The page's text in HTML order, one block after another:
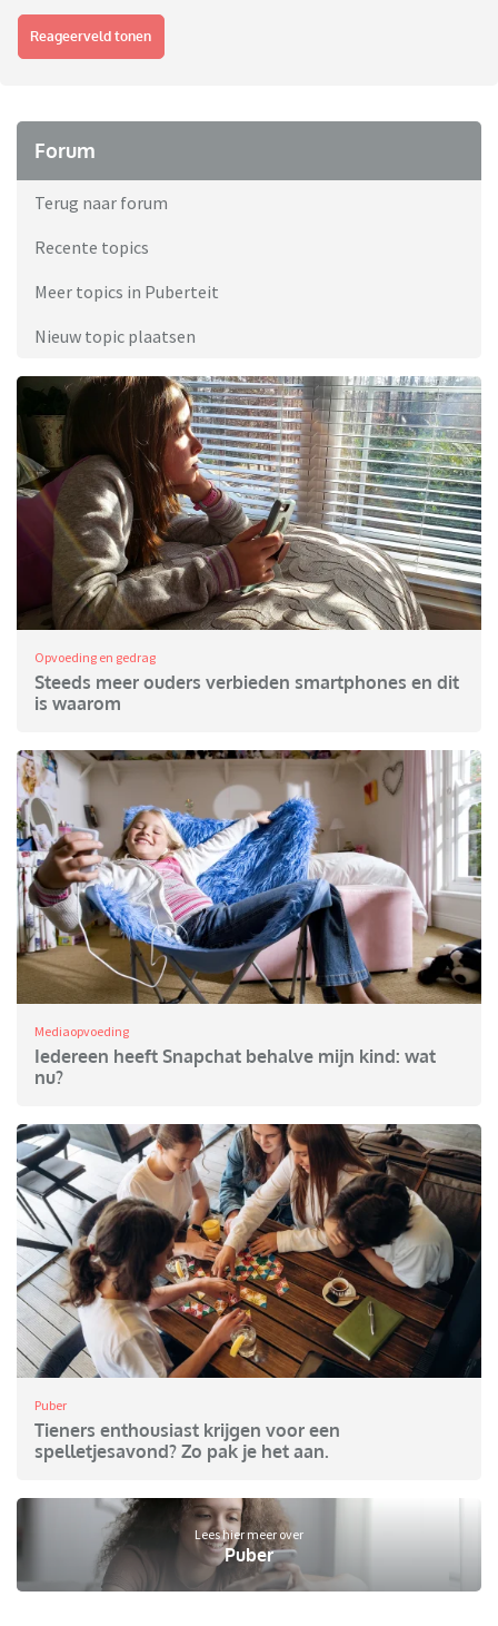
Reageerveld tonen
Forum
Terug naar forum
Recente topics
Meer topics in Puberteit
Nieuw topic plaatsen
Opvoeding en gedrag
Steeds meer ouders verbieden smartphones en dit
is waarom
Mediaopvoeding
Iedereen heeft Snapchat behalve mijn kind: wat
nu?
Puber
Tieners enthousiast krijgen voor een
spelletjesavond? Zo pak je het aan.
Lees hier meer over
Puber